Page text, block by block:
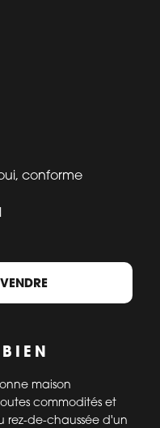
conforme
maison
commodités et
rez-de-chaussée d'un